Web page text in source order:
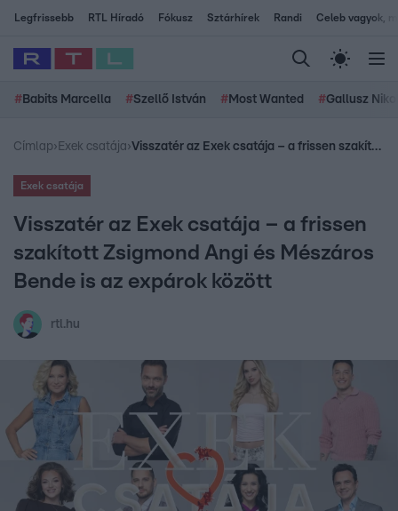
Legfrissebb RTL Híradó Fókusz Sztárhírek Randi Celeb vagyok,
# Babits Marcella #Szellő István # Most Wanted #Gallusz
Címlap› Exek csatája› Visszatér az Exek csatája – a frissen szakított Zsigmond Angi és Mészáros Bende is az expárok között
Exek csatája
Visszatér az Exek csatája – a frissen
szakított Zsigmond Angi és Mészáros
Bende is az expárok között
rtl.hu